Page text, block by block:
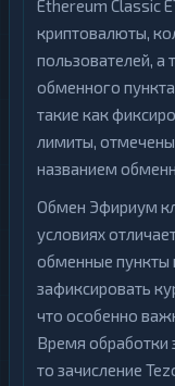
Ethereum Classic
криптовалюты,
пользователей, а
обменного
такие как
лимиты,
названием
Обмен Эфириум
условиях
обменные
зафиксировать
что особенно
Время обработки
то зачисление